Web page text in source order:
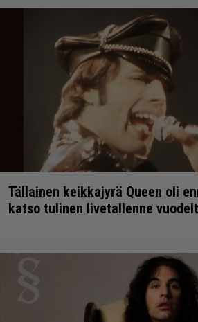
Tällainen keikkajyrä Queen oli
katso tulinen livetallenne